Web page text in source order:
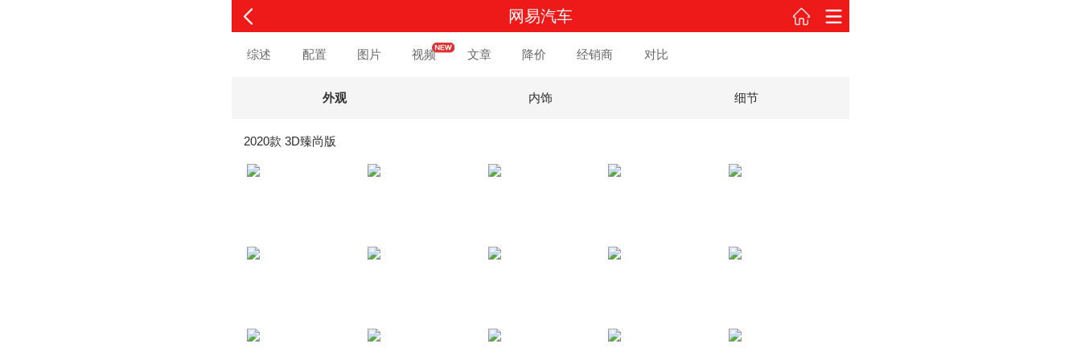
网易汽车
综述 配置 图片 视频 文章 降价 经销商 对比
外观 内饰 细节
2020款 3D臻尚版